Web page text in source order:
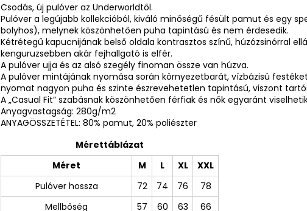
Csodás, új pulóver az Underworldtől.
Pulóver a legújabb kollekcióból, kiváló minőségű fésült pamut és egy
bolyhos), melynek köszönhetően puha tapintású és nem érdesedik.
Kétrétegű kapucnijának belső oldala kontrasztos színű, húzózsinórral
kenguruzsebben akár fejhallgató is elfér.
A pulóver ujja és az alsó szegély finoman össze van húzva.
A pulóver mintájának nyomása során környezetbarát, vízbázisú
nyomat nagyon puha és szinte észrevehetetlen tapintású, viszont
A „Casual Fit” szabásnak köszönhetően férfiak és nők egyaránt
Anyagvastagság: 280g/m2
ANYAGÖSSZETÉTEL: 80% pamut, 20% poliészter
Mérettáblázat
Méret
M L XL
XXL
Pulóver hossza
72 74 76
78
Mellbőség
57 60 63
66